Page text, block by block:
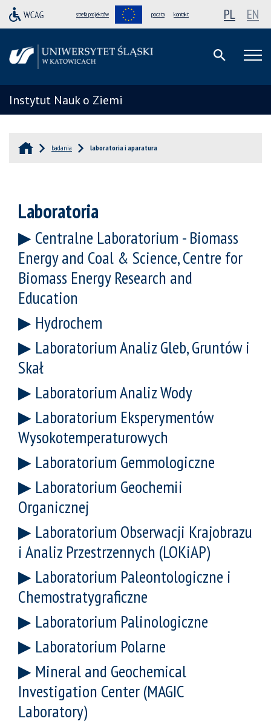
strefa projektów poczta kontakt PL EN
Instytut Nauk o Ziemi
badania laboratoria i aparatura
Laboratoria
Centralne Laboratorium - Biomass
Energy and Coal & Science, Centre for
Biomass Energy Research and
Education
Hydrochem
Laboratorium Analiz Gleb, Gruntów i
Skał
Laboratorium Analiz Wody
Laboratorium Eksperymentów
Wysokotemperaturowych
Laboratorium Gemmologiczne
Laboratorium Geochemii
Organicznej
Laboratorium Obserwacji Krajobrazu
i Analiz Przestrzennych (LOKiAP)
Laboratorium Paleontologiczne i
Chemostratygraficzne
Laboratorium Palinologiczne
Laboratorium Polarne
Mineral and Geochemical
Investigation Center (MAGIC
Laboratory)